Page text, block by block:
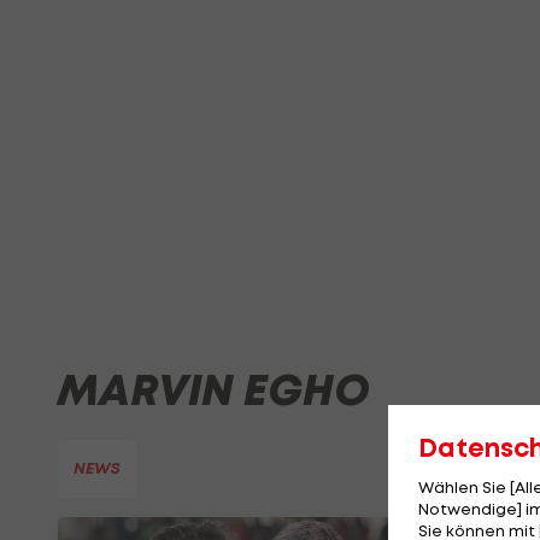
MARVIN EGHO
NEWS
Wählen Sie
Notwendige]
Sie können